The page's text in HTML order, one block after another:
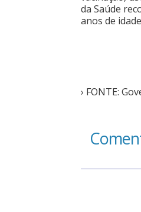
da Saúde
anos de
› FONTE: